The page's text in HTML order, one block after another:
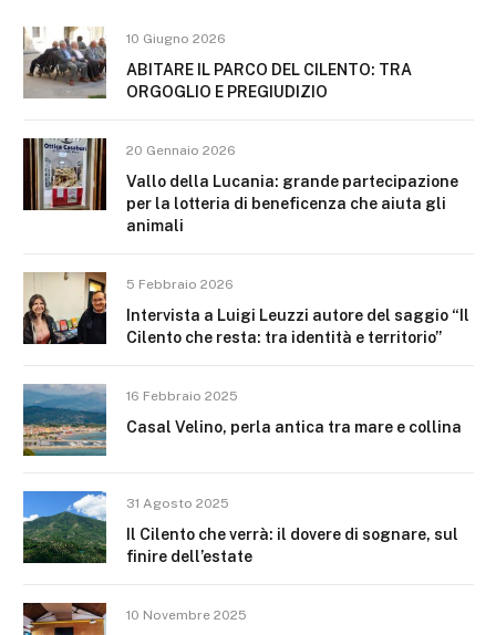
10 Giugno 2026
ABITARE IL PARCO DEL CILENTO: TRA
ORGOGLIO E PREGIUDIZIO
20 Gennaio 2026
Vallo della Lucania: grande partecipazione
per la lotteria di beneficenza che aiuta gli
animali
5 Febbraio 2026
Intervista a Luigi Leuzzi autore del saggio “Il
Cilento che resta: tra identità e territorio”
16 Febbraio 2025
Casal Velino, perla antica tra mare e collina
31 Agosto 2025
Il Cilento che verrà: il dovere di sognare, sul
finire dell’estate
10 Novembre 2025